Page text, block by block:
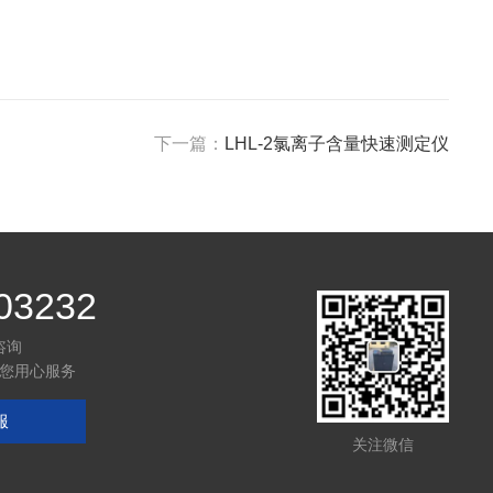
下一篇： LHL-2氯离子含量快速测定仪
询
用心服务
关注微信